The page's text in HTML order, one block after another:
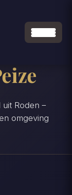
Roden –
omgeving